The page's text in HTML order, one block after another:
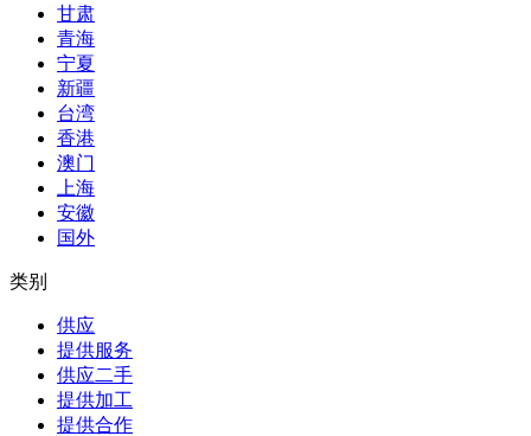
甘肃
青海
宁夏
新疆
台湾
香港
澳门
上海
安徽
国外
类别
供应
提供服务
供应二手
提供加工
提供合作